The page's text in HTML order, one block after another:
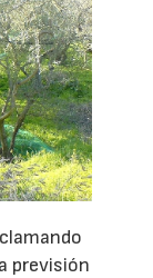
previsión